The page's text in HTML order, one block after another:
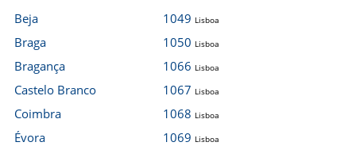
Beja
Braga
Bragança
Castelo Branco
Coimbra
Évora
1049 Lisboa
1050 Lisboa
1066 Lisboa
1067 Lisboa
1068 Lisboa
1069 Lisboa